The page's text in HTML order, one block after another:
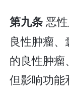
第九条恶
良性肿瘤
的良性肿
但影响功能